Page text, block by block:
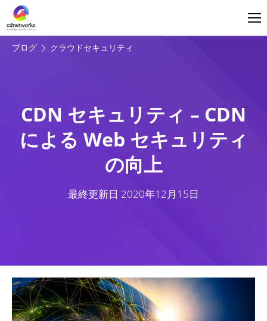
ブログ クラウドセキュリティ
CDN セキュリティ – CDN
による Web セキュリティ
の向上
最終更新日 2020年12月15日